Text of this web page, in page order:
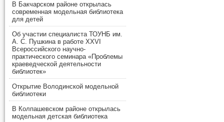
В Бакчарском районе открылась
современная модельная библиотека
для детей
Об участии специалиста ТОУНБ им.
А. С. Пушкина в работе XXVI
Всероссийского научно-
практического семинара «Проблемы
краеведческой деятельности
библиотек»
Открытие Володинской модельной
библиотеки
В Колпашевском районе открылась
модельная детская библиотека